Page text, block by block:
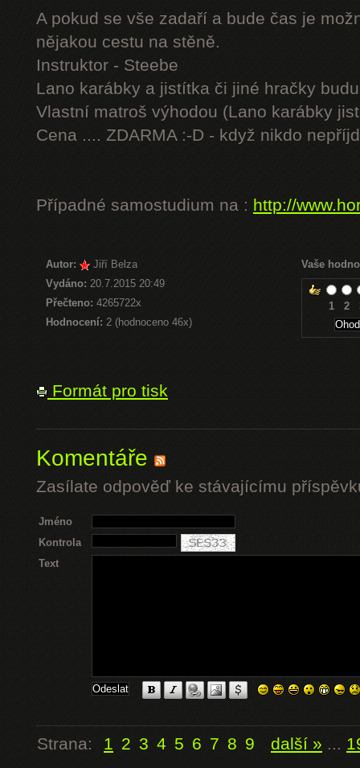
A pokud se vše zadaří a bude čas je
nějakou cestu na stěně.
Instruktor - Steebe
Lano karábky a jistítka či jiné hračky
Vlastní matroš výhodou (Lano karábky
Cena .... ZDARMA :-D - když nikdo
Případné samostudium na : http://
Autor:
Jiří Belza
Vydáno: 20.7.2015 20:49
Přečteno: 4265722x
Hodnocení: 2 (hodnoceno 46x)
Vaše
1 2
Formát pro tisk
Komentáře
Zasílate odpověď ke stávajícímu
Jméno
Kontrola
Text
Strana: 1 2 3 4 5 6 7 8 9 další » ...